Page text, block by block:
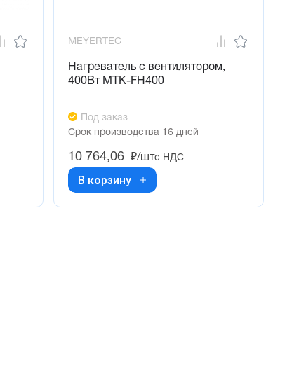
MEYERTEC
Нагреватель с вентилятором,
400Вт МТК-FH400
Под заказ
Срок производства 16 дней
10 764,06 ₽/штс НДС
В корзину